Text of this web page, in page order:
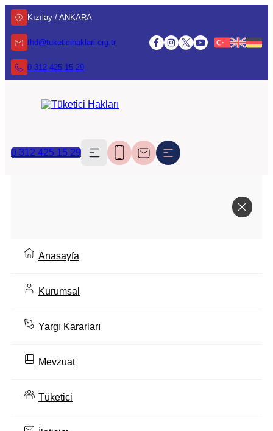
Kızılay / ANKARA
thd@tuketicihaklari.org.tr
0 312 425 15 29
0 312 425 15 29
Anasayfa
Kurumsal
Yargı Kararları
Mevzuat
Tüketici